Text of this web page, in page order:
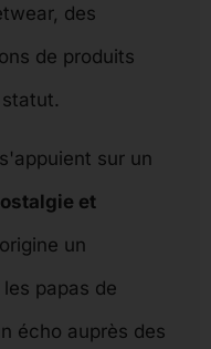
des
de produits
sur un
et
un
papas de
écho auprès des